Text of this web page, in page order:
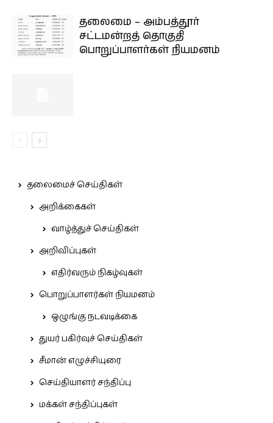
தலைமை – அம்பத்தூர்
சட்டமன்றத் தொகுதி
பொறுப்பாளர்கள் நியமனம்
தலைமைச் செய்திகள்
அறிக்கைகள்
வாழ்த்துச் செய்திகள்
அறிவிப்புகள்
எதிர்வரும் நிகழ்வுகள்
பொறுப்பாளர்கள் நியமனம்
ஒழுங்கு நடவடிக்கை
துயர் பகிர்வுச் செய்திகள்
சீமான் எழுச்சியுரை
செய்தியாளர் சந்திப்பு
மக்கள் சந்திப்புகள்